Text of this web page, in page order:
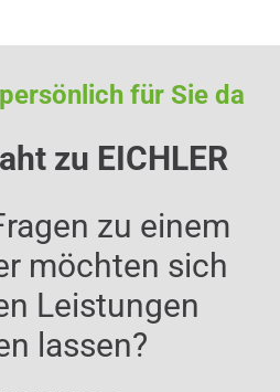
für Sie da
zu EICHLER
zu einem
möchten sich
Leistungen
lassen?